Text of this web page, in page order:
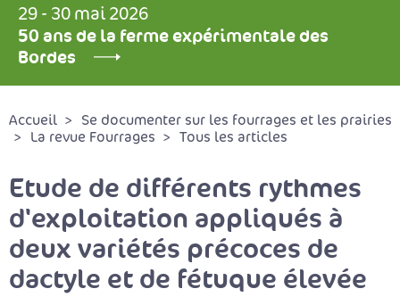
29 - 30 mai 2026
50 ans de la ferme expérimentale des
Bordes
Accueil
Se documenter sur les fourrages et les prairies
La revue Fourrages
Tous les articles
Etude de différents rythmes
d'exploitation appliqués à
deux variétés précoces de
dactyle et de fétuque élevée